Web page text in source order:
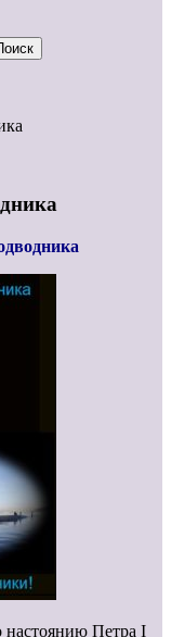
настоянию Петра I